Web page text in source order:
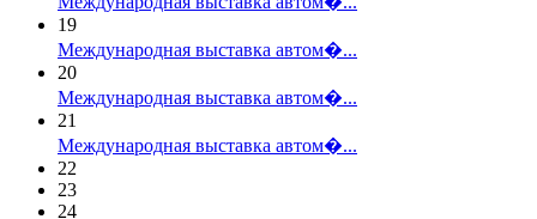
19
Международная выставка автом�...
20
Международная выставка автом�...
21
Международная выставка автом�...
22
23
24